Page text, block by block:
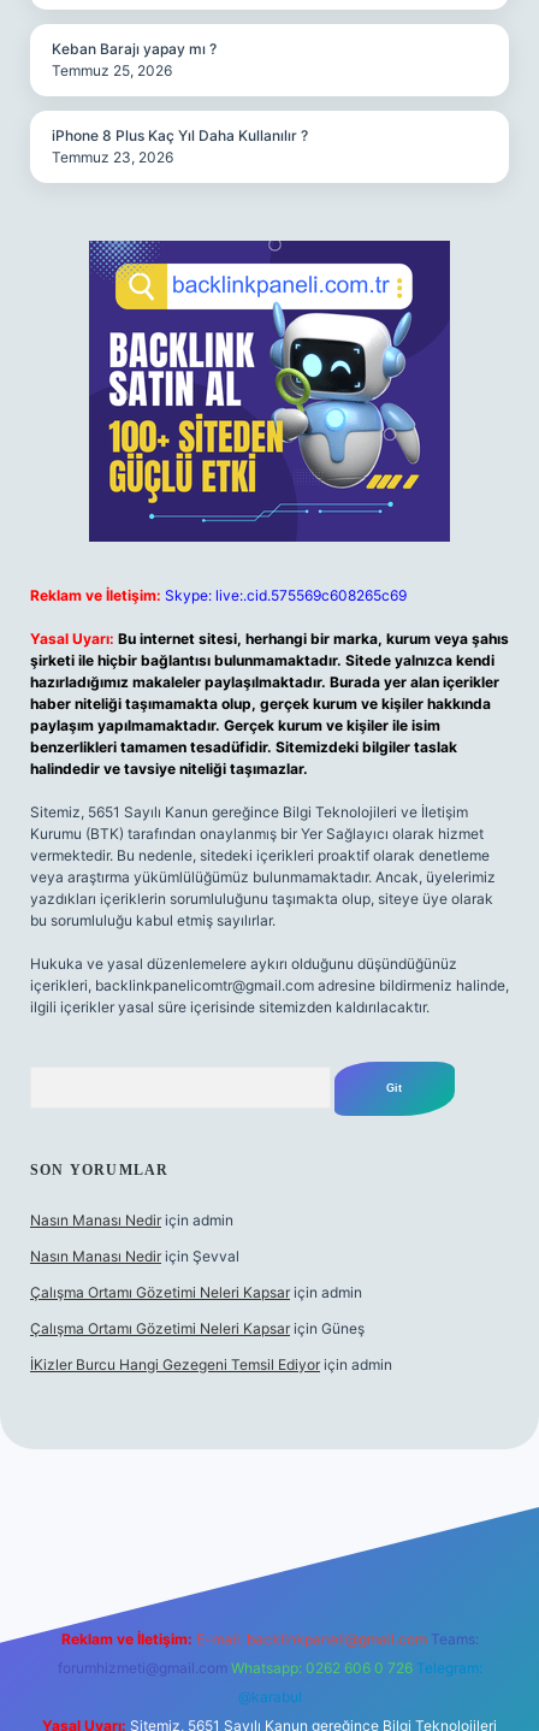
Keban Barajı yapay mı ?
Temmuz 25, 2026
iPhone 8 Plus Kaç Yıl Daha Kullanılır ?
Temmuz 23, 2026
Reklam ve İletişim: Skype: live:.cid.575569c608265c69
Yasal Uyarı: Bu internet sitesi, herhangi bir marka, kurum veya şahıs
şirketi ile hiçbir bağlantısı bulunmamaktadır. Sitede yalnızca kendi
hazırladığımız makaleler paylaşılmaktadır. Burada yer alan içerikler
haber niteliği taşımamakta olup, gerçek kurum ve kişiler hakkında
paylaşım yapılmamaktadır. Gerçek kurum ve kişiler ile isim
benzerlikleri tamamen tesadüfidir. Sitemizdeki bilgiler taslak
halindedir ve tavsiye niteliği taşımazlar.
Sitemiz, 5651 Sayılı Kanun gereğince Bilgi Teknolojileri ve İletişim
Kurumu (BTK) tarafından onaylanmış bir Yer Sağlayıcı olarak hizmet
vermektedir. Bu nedenle, sitedeki içerikleri proaktif olarak denetleme
veya araştırma yükümlülüğümüz bulunmamaktadır. Ancak, üyelerimiz
yazdıkları içeriklerin sorumluluğunu taşımakta olup, siteye üye olarak
bu sorumluluğu kabul etmiş sayılırlar.
Hukuka ve yasal düzenlemelere aykırı olduğunu düşündüğünüz
içerikleri, backlinkpanelicomtr@gmail.com adresine bildirmeniz halinde,
ilgili içerikler yasal süre içerisinde sitemizden kaldırılacaktır.
SON YORUMLAR
Nasın Manası Nedir için admin
Nasın Manası Nedir için Şevval
Çalışma Ortamı Gözetimi Neleri Kapsar için admin
Çalışma Ortamı Gözetimi Neleri Kapsar için Güneş
İKizler Burcu Hangi Gezegeni Temsil Ediyor için admin
Reklam ve İletişim: E-mail: backlinkpaneli@gmail.com Teams:
forumhizmeti@gmail.com Whatsapp: 0262 606 0 726 Telegram:
@karabul
Yasal Uyarı: Sitemiz, 5651 Sayılı Kanun gereğince Bilgi Teknolojileri